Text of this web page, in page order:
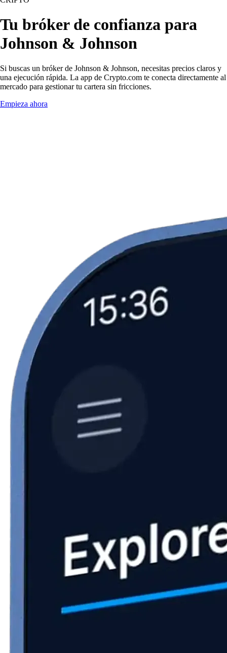
Tu bróker de confianza para
Johnson & Johnson
Si buscas un bróker de Johnson & Johnson, necesitas precios claros y
una ejecución rápida. La app de Crypto.com te conecta directamente al
mercado para gestionar tu cartera sin fricciones.
Empieza ahora